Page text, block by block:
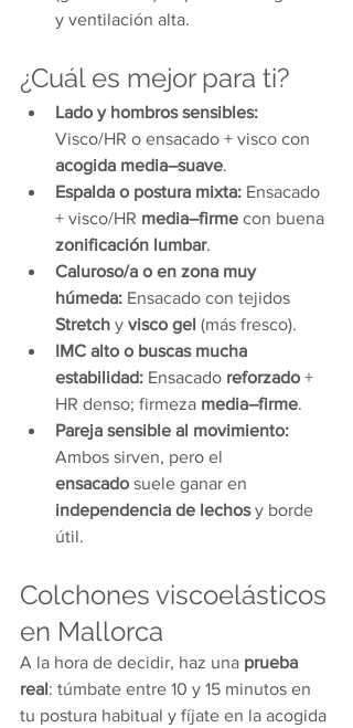
y ventilación alta.
¿Cuál es mejor para ti?
Lado y hombros sensibles:
Visco/HR o ensacado + visco con
acogida media–suave.
Espalda o postura mixta: Ensacado
+ visco/HR media–firme con buena
zonificación lumbar.
Caluroso/a o en zona muy
húmeda: Ensacado con tejidos
Stretch y visco gel (más fresco).
IMC alto o buscas mucha
estabilidad: Ensacado reforzado +
HR denso; firmeza media–firme.
Pareja sensible al movimiento:
Ambos sirven, pero el
ensacado suele ganar en
independencia de lechos y borde
útil.
Colchones viscoelásticos
en Mallorca
A la hora de decidir, haz una prueba
real: túmbate entre 10 y 15 minutos en
tu postura habitual y fíjate en la acogida